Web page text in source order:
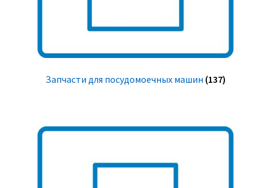
Запчасти для посудомоечных машин (137)